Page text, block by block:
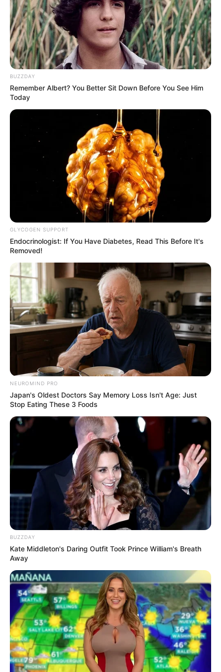
perusahaan tersebut tidak hanya merugikan negara namun juga
pihak internasional.
Halaman :
1 2 Selanjutnya
TAGS DRAMA CHINA THE CONFIDENCE
BUZZDAY
Remember Albert? You Better Sit Down Before You See Him
Today
GLYCOGEN SUPPORT
Endocrinologist: If You Have Diabetes, Read This Before It's
Removed!
NEUROMIND PRO
Japan's Oldest Doctors Say Memory Loss Isn't Age: Just
Stop Eating These 3 Foods
BUZZDAY
Kate Middleton's Daring Outfit Took Prince William's Breath
Away